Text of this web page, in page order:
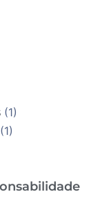
(1)
(1)